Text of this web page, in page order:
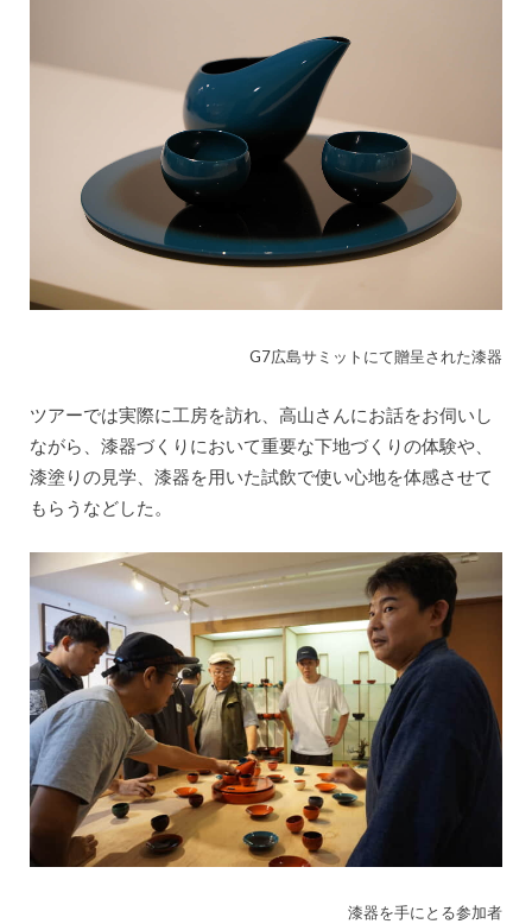
G7広島サミットにて贈呈された漆器
ツアーでは実際に工房を訪れ、高山さんにお話をお伺いし
ながら、漆器づくりにおいて重要な下地づくりの体験や、
漆塗りの見学、漆器を用いた試飲で使い心地を体感させて
もらうなどした。
漆器を手にとる参加者